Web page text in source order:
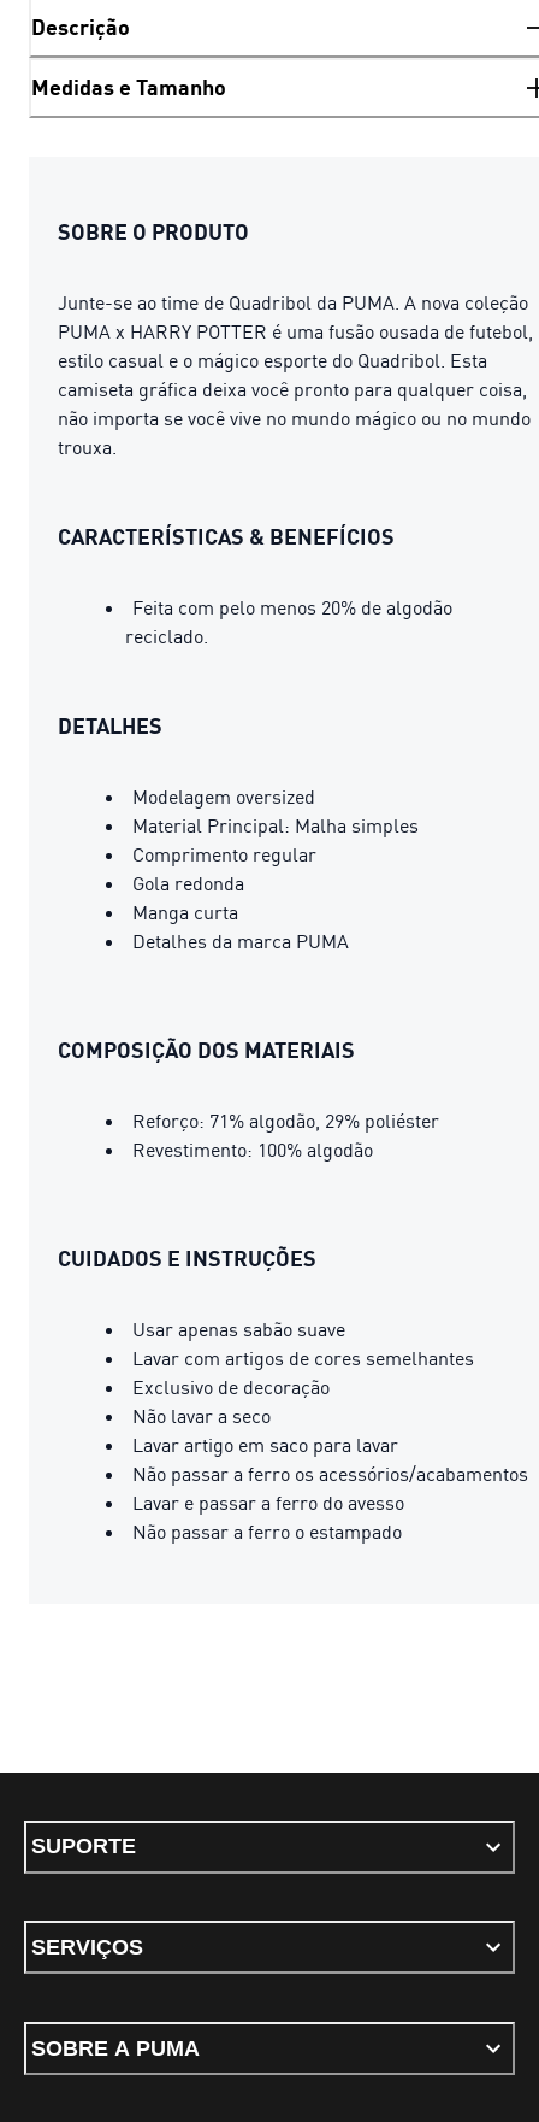
Descrição
Medidas e Tamanho
SOBRE O PRODUTO
Junte-se ao time de Quadribol da PUMA. A nova coleção
PUMA x HARRY POTTER é uma fusão ousada de futebol,
estilo casual e o mágico esporte do Quadribol. Esta
camiseta gráfica deixa você pronto para qualquer coisa,
não importa se você vive no mundo mágico ou no mundo
trouxa.
CARACTERÍSTICAS & BENEFÍCIOS
Feita com pelo menos 20% de algodão
reciclado.
DETALHES
Modelagem oversized
Material Principal: Malha simples
Comprimento regular
Gola redonda
Manga curta
Detalhes da marca PUMA
COMPOSIÇÃO DOS MATERIAIS
Reforço: 71% algodão, 29% poliéster
Revestimento: 100% algodão
CUIDADOS E INSTRUÇÕES
Usar apenas sabão suave
Lavar com artigos de cores semelhantes
Exclusivo de decoração
Não lavar a seco
Lavar artigo em saco para lavar
Não passar a ferro os acessórios/acabamentos
Lavar e passar a ferro do avesso
Não passar a ferro o estampado
SUPORTE
SERVIÇOS
SOBRE A PUMA